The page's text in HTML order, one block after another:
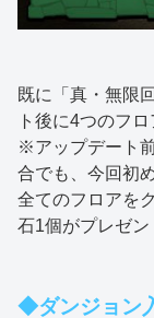
既に「真・無限
ト後に4つのフ
※アップデート
合でも、今回初
全てのフロアを
石1個がプレゼン
◆ダンジョン